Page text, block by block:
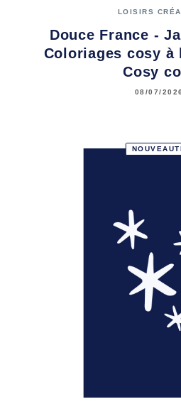
LOISIRS
Douce France -
Coloriages cosy à
Cosy
08/07/2026